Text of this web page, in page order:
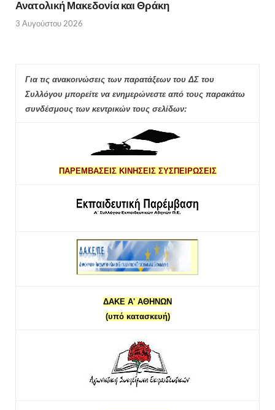
Ανατολική Μακεδονία και Θράκη
3 Αυγούστου 2026
Για τις ανακοινώσεις των παρατάξεων του ΔΣ του
Συλλόγου μπορείτε να ενημερώνεστε από τους παρακάτω
συνδέσμους των κεντρικών τους σελίδων:
ΠΑΡΕΜΒΑΣΕΙΣ ΚΙΝΗΣΕΙΣ ΣΥΣΠΕΙΡΩΣΕΙΣ
ΔΑΚΕ Α' ΑΘΗΝΩΝ
(υπό κατασκευή)